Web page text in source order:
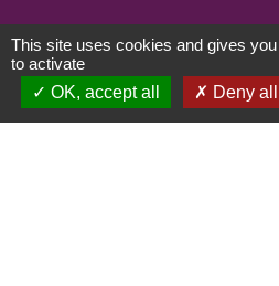
This site uses cookies and gives
to activate
OK, accept all
Deny